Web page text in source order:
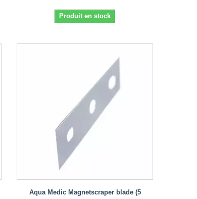
Produit en stock
Aqua Medic Magnetscraper blade (5